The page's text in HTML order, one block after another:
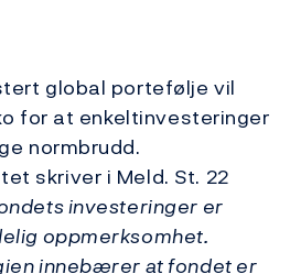
global portefølje vil
for at enkeltinvesteringer
normbrudd.
skriver i Meld. St. 22
investeringer er
oppmerksomhet.
innebærer at fondet er